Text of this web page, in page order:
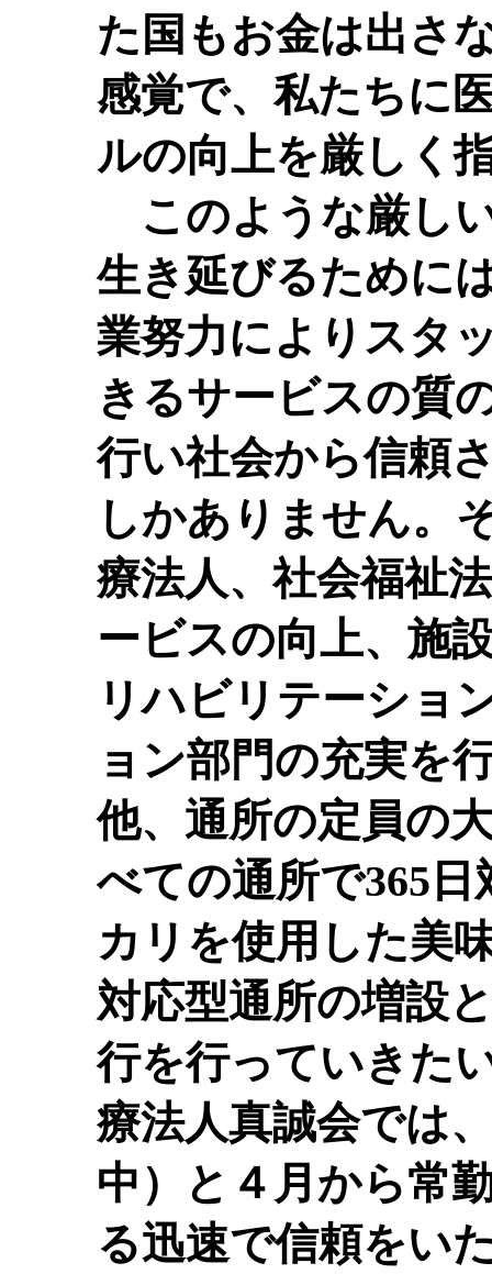
た国もお金は出さ
感覚で、私たちに
ルの向上を厳しく
このような厳し
生き延びるために
業努力によりスタ
きるサービスの質
行い社会から信頼
しかありません。
療法人、社会福祉
ービスの向上、施
リハビリテーショ
ョン部門の充実を
他、通所の定員の
べての通所で365
カリを使用した美
対応型通所の増設
行を行っていきた
療法人真誠会では
中）と４月から常
る迅速で信頼をい